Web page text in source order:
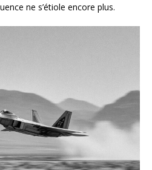
ne s’étiole encore plus.